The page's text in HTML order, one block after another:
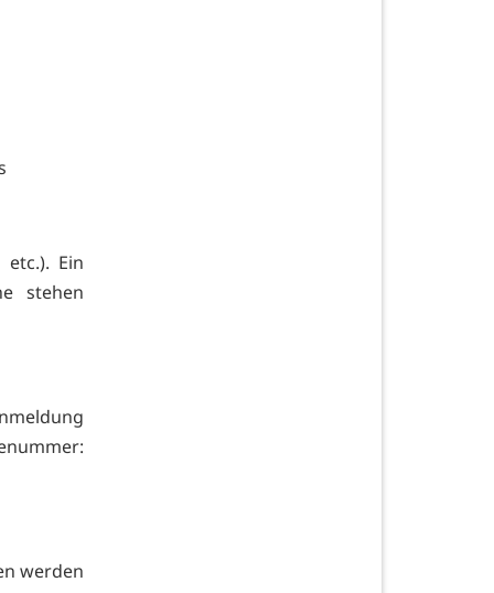
etc.). Ein
stehen
werden